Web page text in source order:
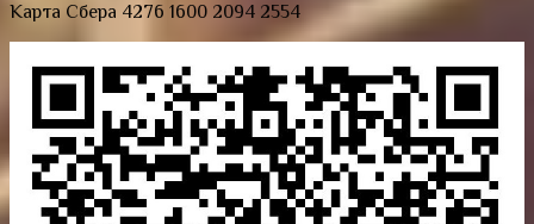
Карта Сбера 4276 1600 2094 2554